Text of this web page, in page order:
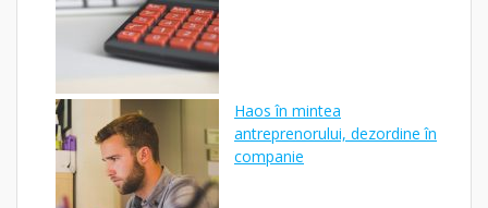
Haos în mintea
antreprenorului, dezordine în
companie